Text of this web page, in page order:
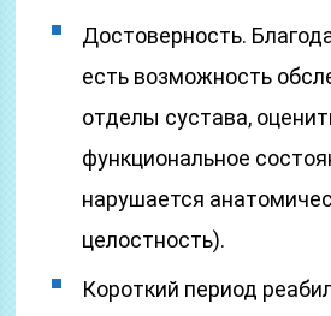
Достоверность.
есть возможность
отделы сустава,
функциональное
нарушается
целостность).
Короткий период